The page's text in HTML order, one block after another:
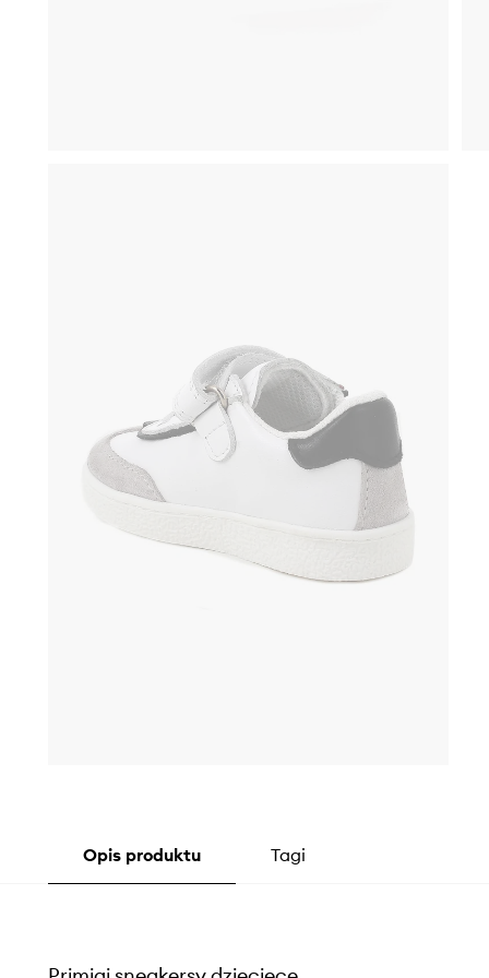
Opis produktu Tagi